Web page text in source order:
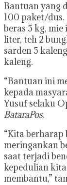
Bantuan yang
100 paket/dus.
beras 5 kg,
liter, teh 2
sarden 5
kaleng.
“Bantuan ini
kepada
Yusuf selaku
BataraPos.
“Kita
meringankan
saat terjadi
kepedulian
membantu,”